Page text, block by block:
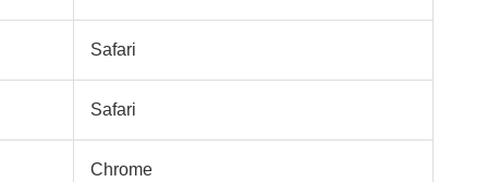
Safari
Safari
Chrome